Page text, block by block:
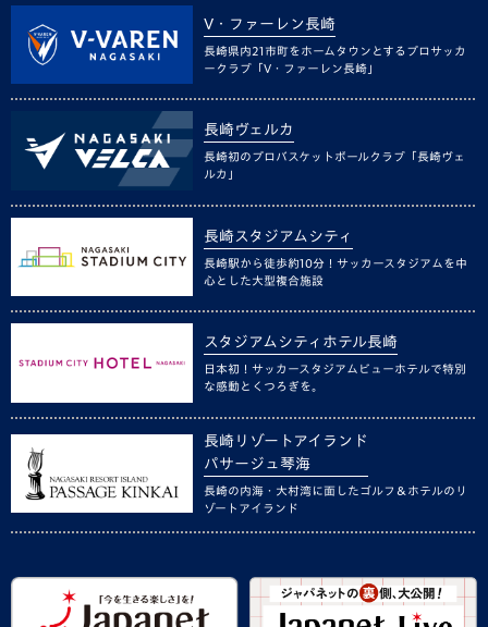
V・ファーレン長崎
長崎県内21市町をホームタウンとするプロサッカ
ークラブ「V・ファーレン長崎」
長崎ヴェルカ
長崎初のプロバスケットボールクラブ「長崎ヴェ
ルカ」
長崎スタジアムシティ
長崎駅から徒歩約10分！サッカースタジアムを中
心とした大型複合施設
スタジアムシティホテル長崎
日本初！サッカースタジアムビューホテルで特別
な感動とくつろぎを。
長崎リゾートアイランド
パサージュ琴海
長崎の内海・大村湾に面したゴルフ＆ホテルのリ
ゾートアイランド